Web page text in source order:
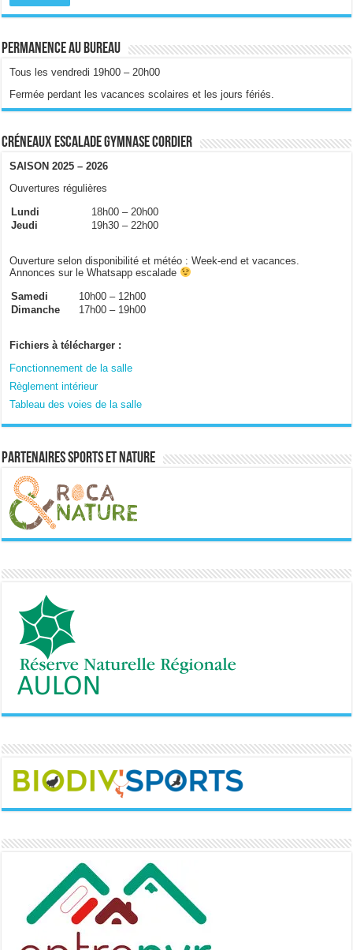
Permanence au bureau
Tous les vendredi 19h00 – 20h00
Fermée perdant les vacances scolaires et les jours fériés.
Créneaux escalade gymnase Cordier
SAISON 2025 – 2026
Ouvertures régulières
Lundi
18h00 – 20h00
Jeudi
19h30 – 22h00
Ouverture selon disponibilité et météo : Week-end et vacances.
Annonces sur le Whatsapp escalade
Samedi
10h00 – 12h00
Dimanche
17h00 – 19h00
Fichiers à télécharger :
Fonctionnement de la salle
Règlement intérieur
Tableau des voies de la salle
Partenaires sports et nature